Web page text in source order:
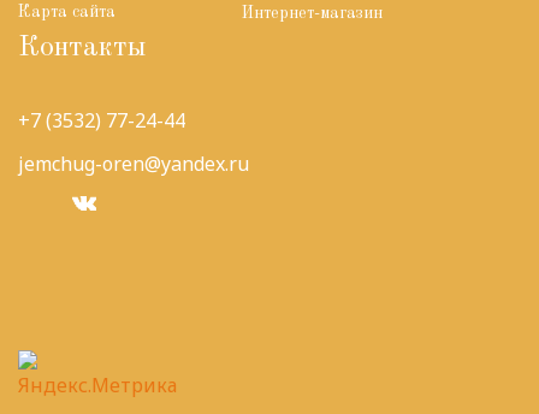
Карта сайта Интернет-магазин
Контакты
+7 (3532) 77-24-44
jemchug-oren@yandex.ru